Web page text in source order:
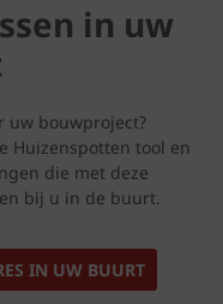
in uw
uw bouwproject?
Huizenspotten tool en
die met deze
bij u in de buurt.
IN UW BUURT